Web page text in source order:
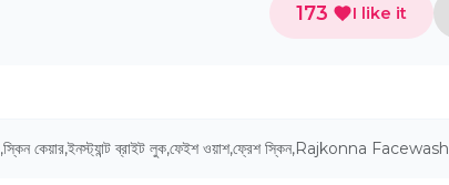
173 I like it
,স্কিন কেয়ার,ইনস্ট্যান্ট ব্রাইট লুক,ফেইশ ওয়াশ,ফ্রেশ স্কিন,Rajkonna Facewash